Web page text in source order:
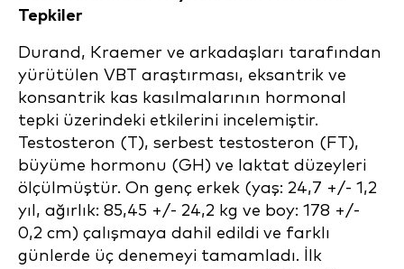
Tepkiler
Durand, Kraemer ve arkadaşları tarafından
yürütülen VBT araştırması, eksantrik ve
konsantrik kas kasılmalarının hormonal
tepki üzerindeki etkilerini incelemiştir.
Testosteron (T), serbest testosteron (FT),
büyüme hormonu (GH) ve laktat düzeyleri
ölçülmüştür. On genç erkek (yaş: 24,7 +/- 1,2
yıl, ağırlık: 85,45 +/- 24,2 kg ve boy: 178 +/-
0,2 cm) çalışmaya dahil edildi ve farklı
günlerde üç denemeyi tamamladı. İlk